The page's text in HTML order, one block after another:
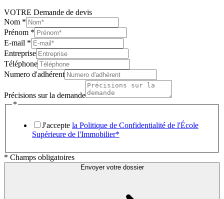
VOTRE Demande de devis
Nom *
Prénom *
E-mail *
Entreprise
Téléphone
Numero d'adhérent
Précisions sur la demande
*
J'accepte la Politique de Confidentialité de l'École
Supérieure de l'Immobilier*
* Champs obligatoires
Envoyer votre dossier